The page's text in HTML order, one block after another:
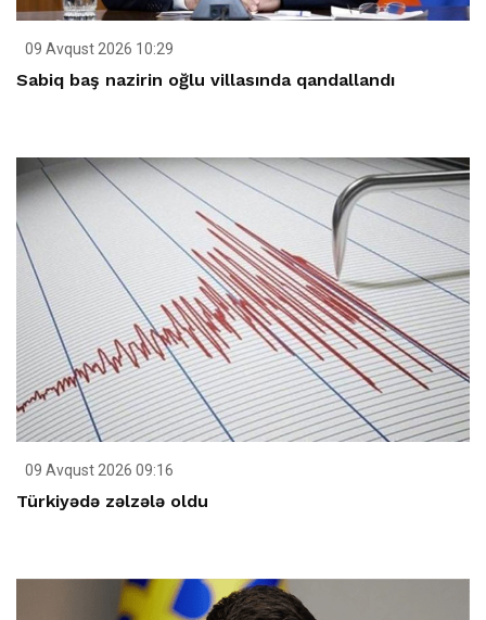
09 Avqust 2026 10:29
Sabiq baş nazirin oğlu villasında qandallandı
09 Avqust 2026 09:16
Türkiyədə zəlzələ oldu